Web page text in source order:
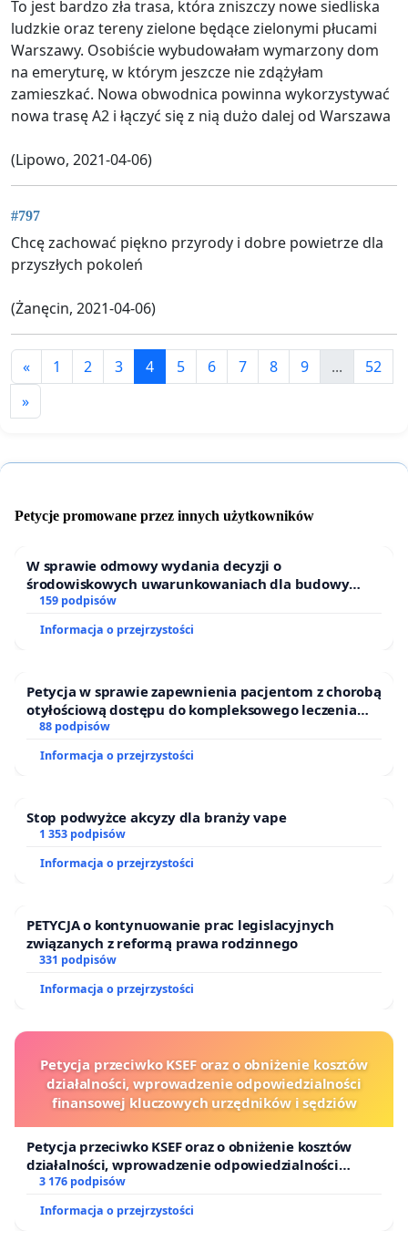
To jest bardzo zła trasa, która zniszczy nowe siedliska
ludzkie oraz tereny zielone będące zielonymi płucami
Warszawy. Osobiście wybudowałam wymarzony dom
na emeryturę, w którym jeszcze nie zdążyłam
zamieszkać. Nowa obwodnica powinna wykorzystywać
nowa trasę A2 i łączyć się z nią dużo dalej od Warszawa
(Lipowo, 2021-04-06)
#797
Chcę zachować piękno przyrody i dobre powietrze dla
przyszłych pokoleń
(Żanęcin, 2021-04-06)
« 1 2 3 4 5 6 7 8 9 ...
52
»
Petycje promowane przez innych użytkowników
W sprawie odmowy wydania decyzji o
środowiskowych uwarunkowaniach dla budowy
zakładu wytwarzania biometanu „Krynki” w
Puszczy Knyszyńskiej
159 podpisów
Informacja o przejrzystości
Petycja w sprawie zapewnienia pacjentom z chorobą
otyłościową dostępu do kompleksowego leczenia
oraz programów profilaktycznych.
88 podpisów
Informacja o przejrzystości
Stop podwyżce akcyzy dla branży vape
1 353 podpisów
Informacja o przejrzystości
PETYCJA o kontynuowanie prac legislacyjnych
związanych z reformą prawa rodzinnego
331 podpisów
Informacja o przejrzystości
Petycja przeciwko KSEF oraz o obniżenie kosztów
działalności, wprowadzenie odpowiedzialności
finansowej kluczowych urzędników i sędziów
Petycja przeciwko KSEF oraz o obniżenie kosztów
działalności, wprowadzenie odpowiedzialności
finansowej kluczowych urzędników i sędziów
3 176 podpisów
Informacja o przejrzystości